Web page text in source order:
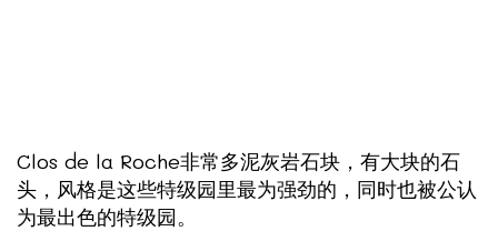
Clos de la Roche非常多泥灰岩石块，有大块的石
头，风格是这些特级园里最为强劲的，同时也被公认
为最出色的特级园。